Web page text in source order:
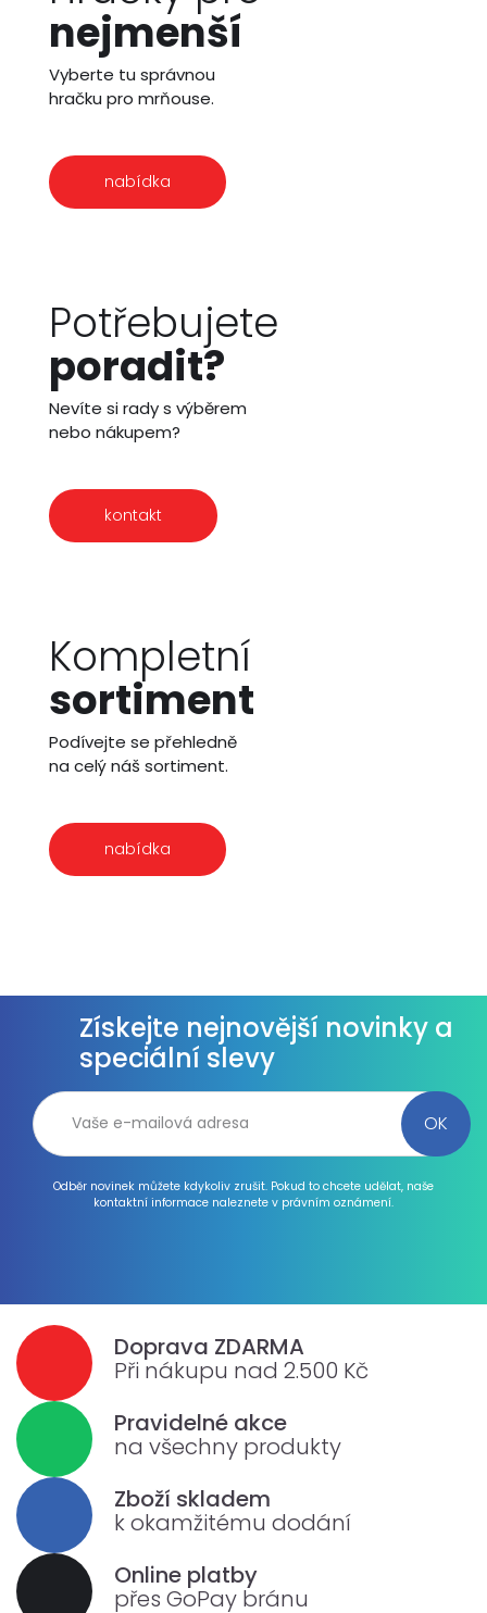
nejmenší
Vyberte tu správnou
hračku pro mrňouse.
nabídka
Potřebujete
poradit?
Nevíte si rady s výběrem
nebo nákupem?
kontakt
Kompletní
sortiment
Podívejte se přehledně
na celý náš sortiment.
nabídka
Získejte nejnovější novinky a
speciální slevy
Odběr novinek můžete kdykoliv zrušit. Pokud to chcete udělat, naše
kontaktní informace naleznete v právním oznámení.
Doprava ZDARMA
Při nákupu nad 2.500 Kč
Pravidelné akce
na všechny produkty
Zboží skladem
k okamžitému dodání
Online platby
přes GoPay bránu